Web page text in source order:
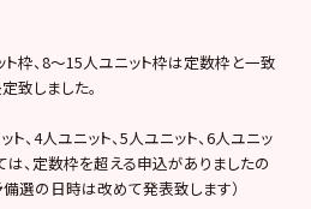
枠、8～15人ユニット枠は定数枠と一致
致しました。
ト、4人ユニット、5人ユニット、6人ユニッ
は、定数枠を超える申込がありましたの
備選の日時は改めて発表致します）